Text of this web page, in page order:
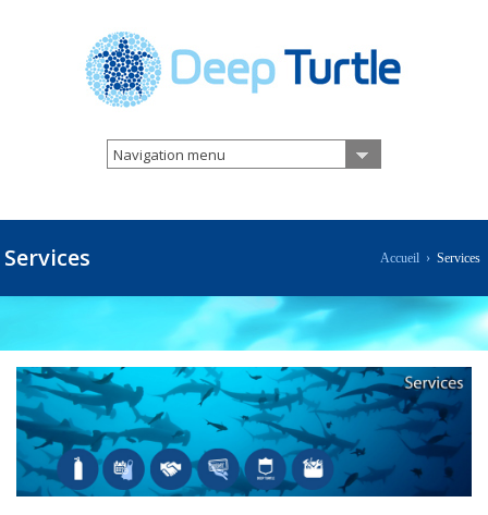
Navigation menu
Services Accueil› Services